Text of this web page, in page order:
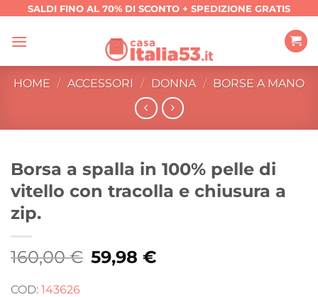
contenuti
SALDI FINO AL 70% DI SCONTO + SPEDIZIONE GRATIS
HOME / ACCESSORI / DONNA / BORSE A MANO
Borsa a spalla in 100% pelle di
vitello con tracolla e chiusura a
zip.
160,00€
Il
prezzo
59,98€Il
prezzo
COD: 143626